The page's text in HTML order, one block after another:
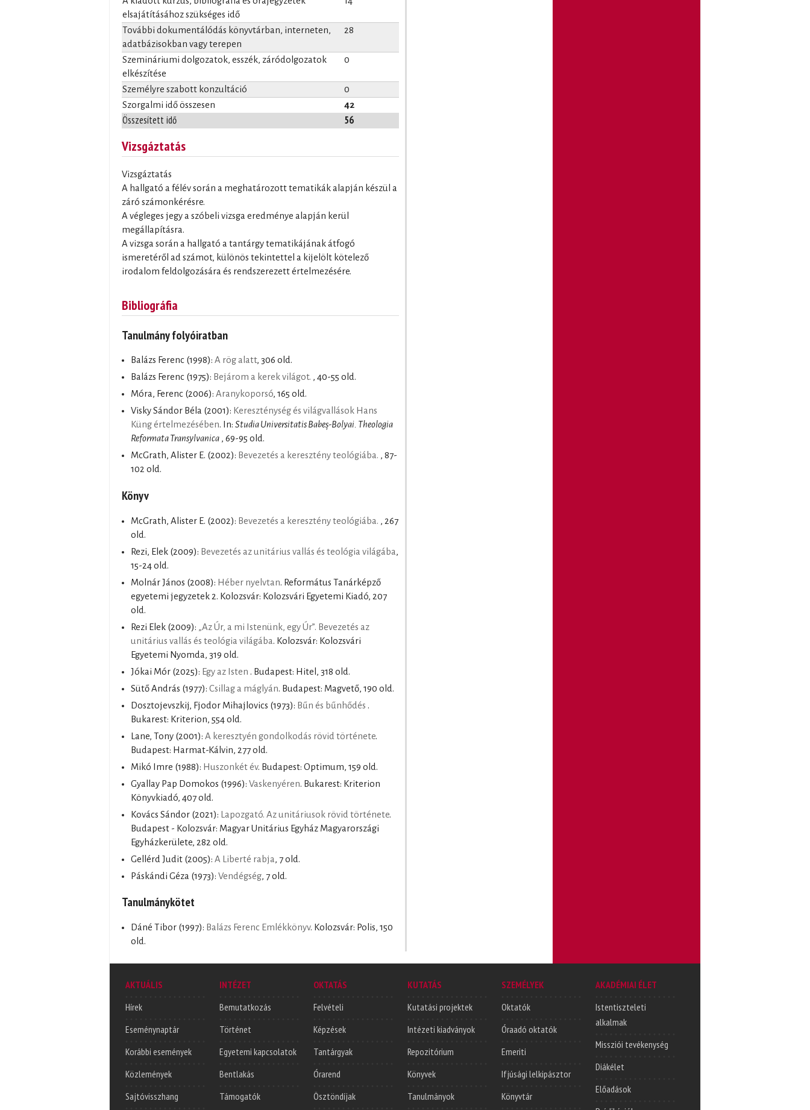
Összesített idő 56
elsajátításához szükséges idő
További dokumentálódás könyvtárban, interneten,
adatbázisokban vagy terepen
28
Szemináriumi dolgozatok, esszék, záródolgozatok
elkészítése
0
Személyre szabott konzultáció
0
Szorgalmi idő összesen
42
Vizsgáztatás
Vizsgáztatás
A hallgató a félév során a meghatározott tematikák alapján készül a
záró számonkérésre.
A végleges jegy a szóbeli vizsga eredménye alapján kerül
megállapításra.
A vizsga során a hallgató a tantárgy tematikájának átfogó
ismeretéről ad számot, különös tekintettel a kijelölt kötelező
irodalom feldolgozására és rendszerezett értelmezésére.
Bibliográfia
Tanulmány folyóiratban
Balázs Ferenc (1998): A rög alatt, 306 old.
Balázs Ferenc (1975): Bejárom a kerek világot. , 40-55 old.
Móra, Ferenc (2006): Aranykoporsó, 165 old.
Visky Sándor Béla (2001): Kereszténység és világvallások Hans
Küng értelmezésében. In: Studia Universitatis Babeș-Bolyai. Theologia
Reformata Transylvanica , 69-95 old.
McGrath, Alister E. (2002): Bevezetés a keresztény teológiába. , 87-
102 old.
Könyv
McGrath, Alister E. (2002): Bevezetés a keresztény teológiába. , 267
old.
Rezi, Elek (2009): Bevezetés az unitárius vallás és teológia világába,
15-24 old.
Molnár János (2008): Héber nyelvtan. Református Tanárképző
egyetemi jegyzetek 2. Kolozsvár: Kolozsvári Egyetemi Kiadó, 207
old.
Rezi Elek (2009): „Az Úr, a mi Istenünk, egy Úr”. Bevezetés az
unitárius vallás és teológia világába. Kolozsvár: Kolozsvári
Egyetemi Nyomda, 319 old.
Jókai Mór (2025): Egy az Isten . Budapest: Hitel, 318 old.
Sütő András (1977): Csillag a máglyán. Budapest: Magvető, 190 old.
Dosztojevszkij, Fjodor Mihajlovics (1973): Bűn és bűnhődés .
Bukarest: Kriterion, 554 old.
Lane, Tony (2001): A keresztyén gondolkodás rövid története.
Budapest: Harmat-Kálvin, 277 old.
Mikó Imre (1988): Huszonkét év. Budapest: Optimum, 159 old.
Gyallay Pap Domokos (1996): Vaskenyéren. Bukarest: Kriterion
Könyvkiadó, 407 old.
Kovács Sándor (2021): Lapozgató. Az unitáriusok rövid története.
Budapest - Kolozsvár: Magyar Unitárius Egyház Magyarországi
Egyházkerülete, 282 old.
Gellérd Judit (2005): A Liberté rabja, 7 old.
Páskándi Géza (1973): Vendégség, 7 old.
Tanulmánykötet
Dáné Tibor (1997): Balázs Ferenc Emlékkönyv. Kolozsvár: Polis, 150
old.
AKTUÁLIS
Hírek
Eseménynaptár
Korábbi események
Közlemények
Sajtóvisszhang
INTÉZET
Bemutatkozás
Történet
Egyetemi kapcsolatok
Bentlakás
Támogatók
OKTATÁS
Felvételi
Képzések
Tantárgyak
Órarend
Ösztöndíjak
KUTATÁS
Kutatási projektek
Intézeti kiadványok
Repozitórium
Könyvek
Tanulmányok
SZEMÉLYEK
Oktatók
Óraadó oktatók
Emeriti
Ifjúsági lelkipásztor
Könyvtár
AKADÉMIAI ÉLET
Istentiszteleti
alkalmak
Missziói tevékenység
Diákélet
Előadások